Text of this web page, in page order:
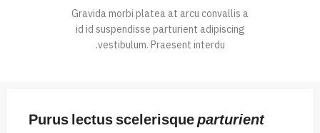
Gravida morbi platea at arcu convallis a
id id suspendisse parturient adipiscing
vestibulum. Praesent interdu.
Purus lectus scelerisqueparturient